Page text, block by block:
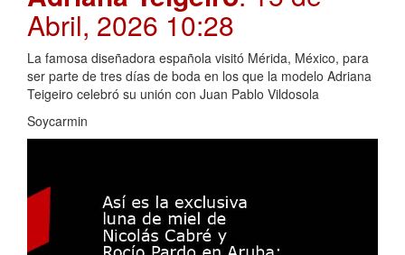
Abril, 2026 10:28
La famosa diseñadora española visitó Mérida, México, para
ser parte de tres días de boda en los que la modelo Adriana
Teigeiro celebró su unión con Juan Pablo Vildosola
Soycarmin